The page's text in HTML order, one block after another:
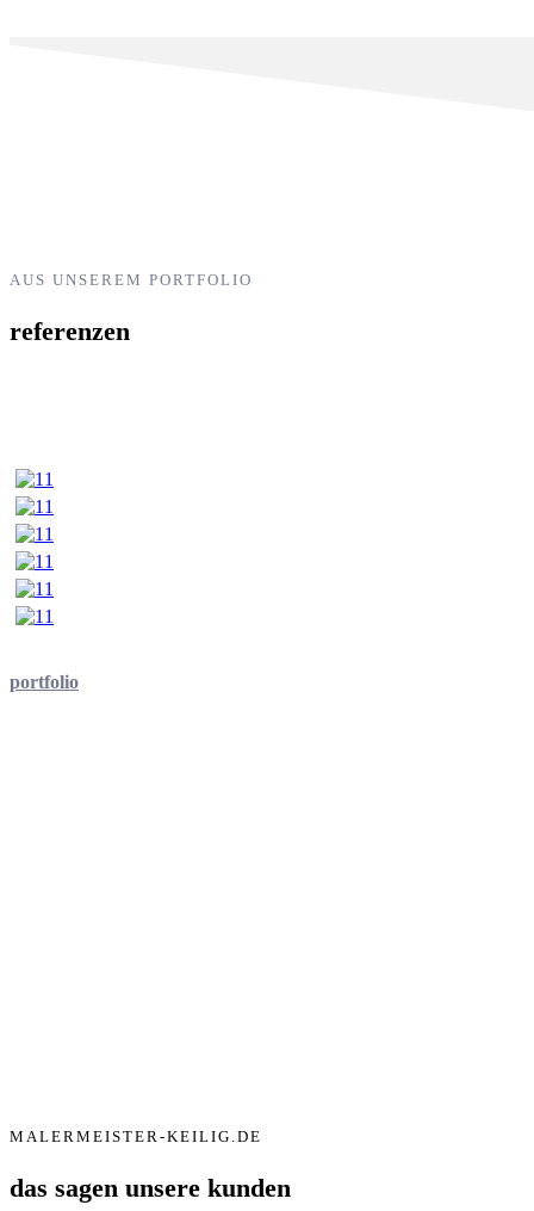
AUS UNSEREM PORTFOLIO
referenzen
portfolio
MALERMEISTER-KEILIG.DE
das sagen unsere kunden